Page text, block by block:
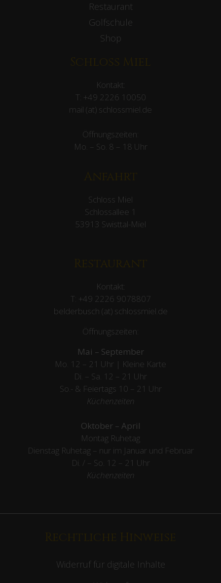
Restaurant
Golfschule
Shop
Schloss Miel
Kontakt:
T: +49 2226 10050
mail (at) schlossmiel.de
Öffnungszeiten:
Mo. – So. 8 – 18 Uhr
Anfahrt
Schloss Miel
Schlossallee 1
53913 Swisttal-Miel
Restaurant
Kontakt:
T: +49 2226 9078807
belderbusch (at) schlossmiel.de
Öffnungszeiten:
Mai – September
Mo. 12 – 21 Uhr | Kleine Karte
Di. – Sa. 12 – 21 Uhr
So.- & Feiertags 10 – 21 Uhr
Küchenzeiten
Oktober – April
Montag Ruhetag
Dienstag Ruhetag – nur im Januar und Februar
Di. / – So. 12 – 21 Uhr
Küchenzeiten
Rechtliche Hinweise
Widerruf für digitale Inhalte